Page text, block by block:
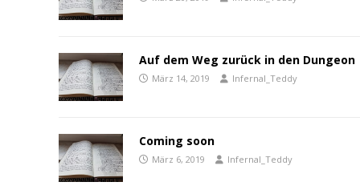
Auf dem Weg zurück in den Dungeon
März 14, 2019 Infernal_Teddy
Coming soon
März 6, 2019 Infernal_Teddy